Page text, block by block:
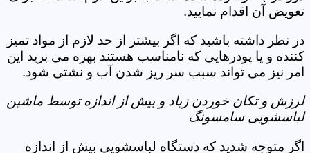
تعویض آن اقدام نمایید.
در نظر داشته باشید که اگر بیشتر از حد لازم از مواد تمیز
کننده و یا پودرهایی که نامناسب هستند بهره می برید این
امر نیز می تواند سبب سر ریز شدن آب و نشتی شود.
لرزش و تکان خوردن زیاد و بیش از اندازه توسط ماشین
لباسشویی سامسونگ
اگر متوجه شدید که دستگاه لباسشویی بیش از اندازه